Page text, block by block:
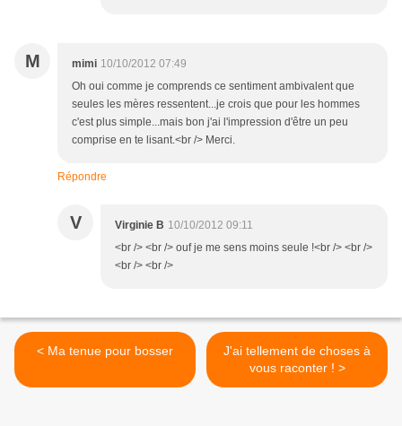
M mimi 10/10/2012 07:49
Oh oui comme je comprends ce sentiment ambivalent que
seules les mères ressentent...je crois que pour les hommes
c'est plus simple...mais bon j'ai l'impression d'être un peu
comprise en te lisant.<br /> Merci.
Répondre
V Virginie B 10/10/2012 09:11
<br /> <br /> ouf je me sens moins seule !<br /> <br />
<br /> <br />
< Ma tenue pour bosser
J'ai tellement de choses à
vous raconter ! >